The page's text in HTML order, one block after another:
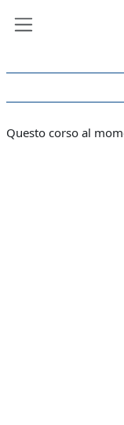
Questo corso al